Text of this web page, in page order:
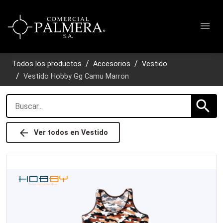
menu
Todos los productos Accesorios
Vestido
Vestido Hobby Gg Camu Marron
arrow_back Ver todos en Vestido
search